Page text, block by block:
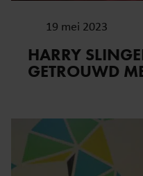
19 mei 2023
HARRY
GETROUWD